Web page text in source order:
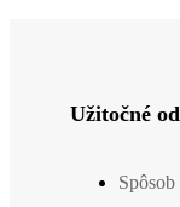
Užitočné